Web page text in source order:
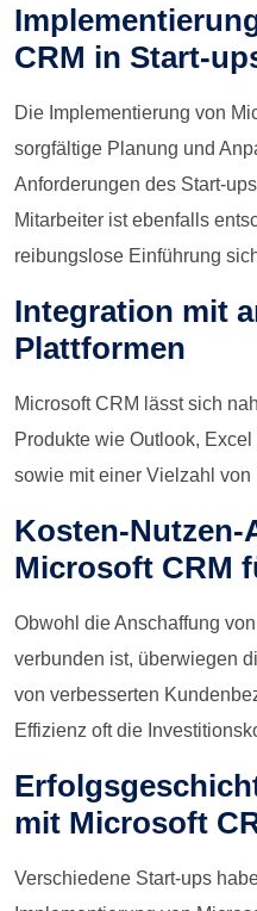
CRM in Start-
Die Implementierung von
sorgfältige Planung und
Anforderungen des Start-
Mitarbeiter ist ebenfalls
reibungslose Einführung
Integration mit
Plattformen
Microsoft CRM lässt sich
Produkte wie Outlook,
sowie mit einer Vielzahl
Kosten-Nutzen-
Microsoft CRM
Obwohl die Anschaffung
verbunden ist, überwiegen
von verbesserten
Effizienz oft die
mit Microsoft
Verschiedene Start-ups